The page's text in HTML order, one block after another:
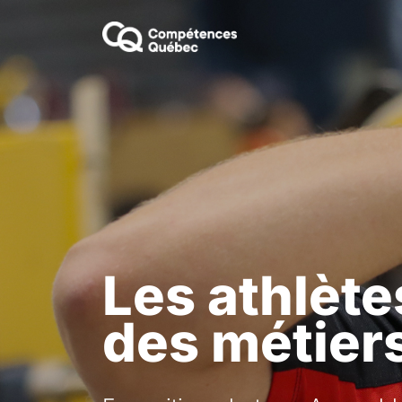
Les
des